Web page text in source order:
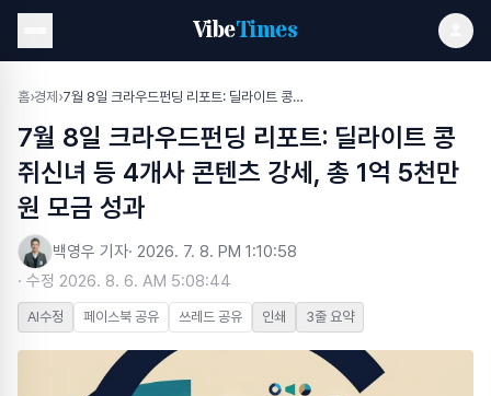
VibeTimes
홈›경제 › 7월 8일 크라우드펀딩 리포트: 딜라이트 콩쥐신녀 등 4개사 콘텐츠 강세, 총 1억 5천만원 모금 성과
7월 8일 크라우드펀딩 리포트: 딜라이트 콩
쥐신녀 등 4개사 콘텐츠 강세, 총 1억 5천만
원 모금 성과
백영우 기자· 2026. 7. 8. PM 1:10:58
· 수정 2026. 8. 6. AM 5:08:44
AI수정 페이스북 공유 쓰레드 공유 인쇄 3줄 요약